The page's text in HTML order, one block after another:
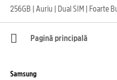
256GB | Auriu | Dual SIM | Foarte
Pagină principală
Samsung